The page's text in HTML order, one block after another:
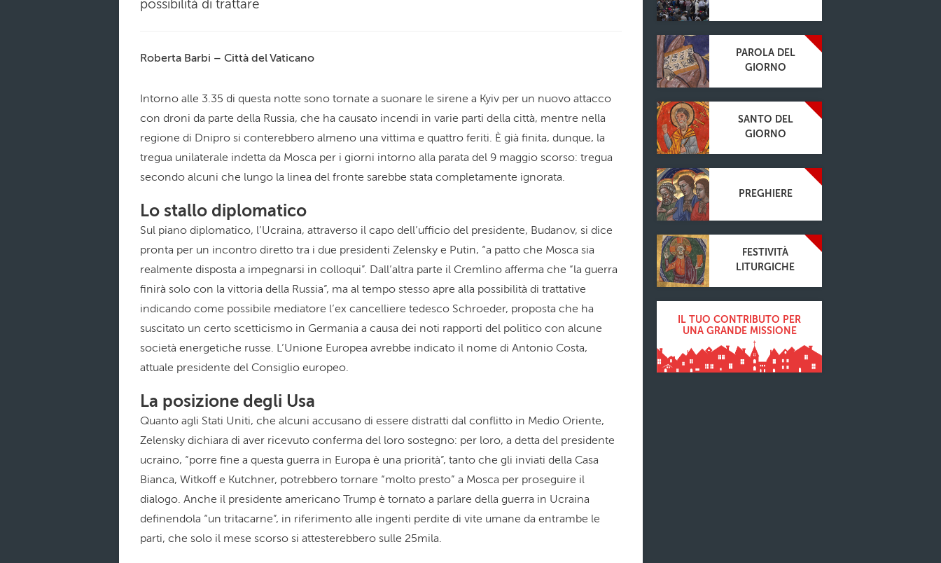
possibilità di trattare
Roberta Barbi – Città del Vaticano
Intorno alle 3.35 di questa notte sono tornate a suonare le sirene a Kyiv per un nuovo attacco
con droni da parte della Russia, che ha causato incendi in varie parti della città, mentre nella
regione di Dnipro si conterebbero almeno una vittima e quattro feriti. È già finita, dunque, la
tregua unilaterale indetta da Mosca per i giorni intorno alla parata del 9 maggio scorso: tregua
secondo alcuni che lungo la linea del fronte sarebbe stata completamente ignorata.
Lo stallo diplomatico
Sul piano diplomatico, l’Ucraina, attraverso il capo dell’ufficio del presidente, Budanov, si dice
pronta per un incontro diretto tra i due presidenti Zelensky e Putin, “a patto che Mosca sia
realmente disposta a impegnarsi in colloqui”. Dall’altra parte il Cremlino afferma che “la guerra
finirà solo con la vittoria della Russia”, ma al tempo stesso apre alla possibilità di trattative
indicando come possibile mediatore l’ex cancelliere tedesco Schroeder, proposta che ha
suscitato un certo scetticismo in Germania a causa dei noti rapporti del politico con alcune
società energetiche russe. L’Unione Europea avrebbe indicato il nome di Antonio Costa,
attuale presidente del Consiglio europeo.
La posizione degli Usa
Quanto agli Stati Uniti, che alcuni accusano di essere distratti dal conflitto in Medio Oriente,
Zelensky dichiara di aver ricevuto conferma del loro sostegno: per loro, a detta del presidente
ucraino, “porre fine a questa guerra in Europa è una priorità”, tanto che gli inviati della Casa
Bianca, Witkoff e Kutchner, potrebbero tornare “molto presto” a Mosca per proseguire il
dialogo. Anche il presidente americano Trump è tornato a parlare della guerra in Ucraina
definendola “un tritacarne”, in riferimento alle ingenti perdite di vite umane da entrambe le
parti, che solo il mese scorso si attesterebbero sulle 25mila.
PAROLA DEL
GIORNO
SANTO DEL
GIORNO
PREGHIERE
FESTIVITÀ
LITURGICHE
IL TUO CONTRIBUTO PER
UNA GRANDE MISSIONE